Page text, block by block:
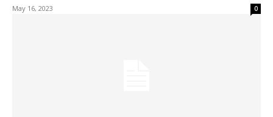
May 16, 2023 0